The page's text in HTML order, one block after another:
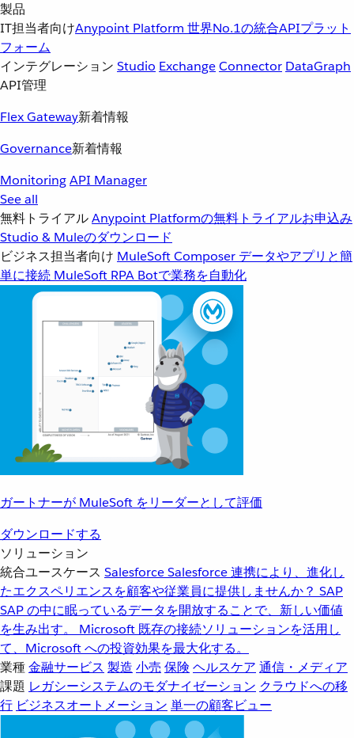
製品
IT担当者向けAnypoint Platform 世界No.1の統合APIプラット
フォーム
インテグレーション Studio ExchangeConnector DataGraph
API管理
Flex Gateway新着情報
Governance新着情報
MonitoringAPI Manager
See all
無料トライアルAnypoint Platformの無料トライアルお申込み
Studio & Muleのダウンロード
ビジネス担当者向け MuleSoft Composer データやアプリと簡
単に接続 MuleSoft RPA Botで業務を自動化
ガートナーが MuleSoft をリーダーとして評価
ダウンロードする
ソリューション
統合ユースケース SalesforceSalesforce 連携により、進化し
たエクスペリエンスを顧客や従業員に提供しませんか？ SAP
SAP の中に眠っているデータを開放することで、新しい価値
を生み出す。
Microsoft 既存の接続ソリューションを活用し
て、Microsoft への投資効果を最大化する。
業種金融サービス 製造 小売 保険 ヘルスケア 通信・メディア
課題 レガシーシステムのモダナイゼーション クラウドへの移
行 ビジネスオートメーション 単一の顧客ビュー